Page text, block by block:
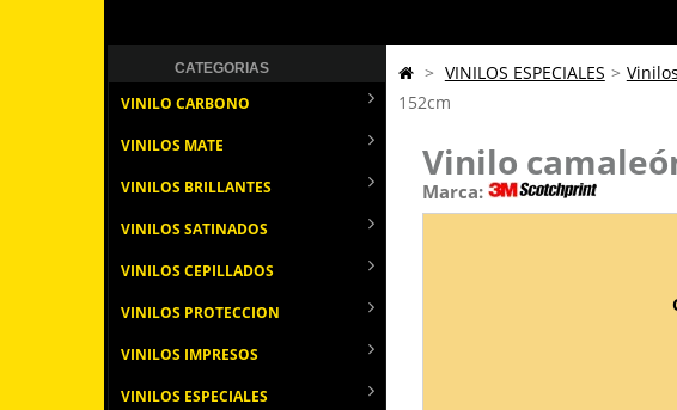
CATEGORIAS
VINILO CARBONO
VINILOS MATE
VINILOS BRILLANTES
VINILOS SATINADOS
VINILOS CEPILLADOS
VINILOS PROTECCION
VINILOS IMPRESOS
VINILOS ESPECIALES
> VINILOS ESPECIALES >
152cm
Vinilo
Marca: